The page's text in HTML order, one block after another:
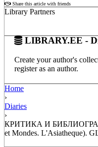
Share this article with friends
Library Partners
LIBRARY.EE -
Create your author's
register as an author.
Home
›
Diaries
›
КРИТИКА И
et Mondes.